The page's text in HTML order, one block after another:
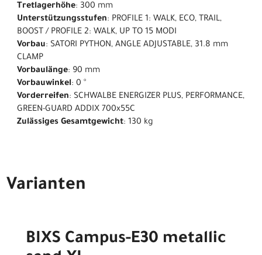
Tretlagerhöhe: 300 mm
Unterstützungsstufen: PROFILE 1: WALK, ECO, TRAIL,
BOOST / PROFILE 2: WALK, UP TO 15 MODI
Vorbau: SATORI PYTHON, ANGLE ADJUSTABLE, 31.8 mm
CLAMP
Vorbaulänge: 90 mm
Vorbauwinkel: 0 °
Vorderreifen: SCHWALBE ENERGIZER PLUS, PERFORMANCE,
GREEN-GUARD ADDIX 700x55C
Zulässiges Gesamtgewicht: 130 kg
Varianten
BIXS Campus-E30 metallic